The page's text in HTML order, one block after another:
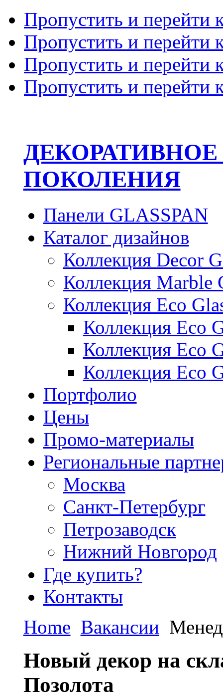
Пропустить и перейти
Пропустить и перейти
Пропустить и перейти
Пропустить и перейти
ПОКОЛЕНИЯ
Панели GLASSPAN
Каталог дизайнов
Коллекция Decor
Коллекция Marble
Коллекция Eco
Коллекция Eco
Коллекция Eco
Коллекция Eco
Портфолио
Цены
Промо-материалы
Региональные
Москва
Санкт-Петербург
Петрозаводск
Нижний Новгород
Где купить?
Контакты
Home Вакансии
Новый декор на
Позолота